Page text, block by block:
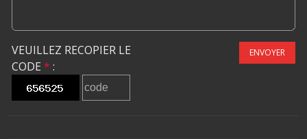
VEUILLEZ RECOPIER LE
CODE * :
ENVOYER